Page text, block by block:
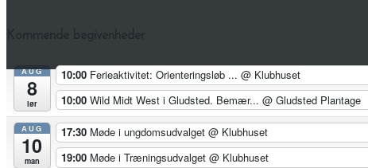
AUG
8
lør
10:00 Ferieaktivitet: Orienteringsløb ... @ Klubhuset
10:00 Wild Midt West i Gludsted. Bemær... @ Gludsted Plantage
AUG
10
man
17:30 Møde i ungdomsudvalget @ Klubhuset
19:00 Møde i Træningsudvalget @ Klubhuset